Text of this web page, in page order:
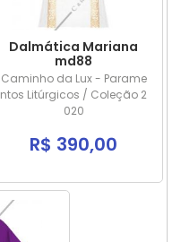
Dalmática Mariana
md88
Caminho da Lux - Parame
ntos Litúrgicos / Coleção 2
020
R$ 390,00